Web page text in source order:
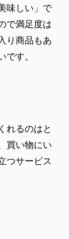
味しい」で
で満足度は
り商品もあ
です。
れるのはと
買い物にい
つサービス